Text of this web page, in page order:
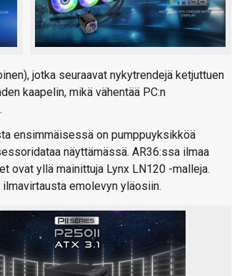
jotka seuraavat nykytrendejä ketjuttuen
kaapelin, mikä vähentää PC:n
ensimmäisessä on pumppuyksikköä
näyttämässä. AR36:ssa ilmaa
ovat yllä mainittuja Lynx LN120 -malleja.
emolevyn yläosiin.